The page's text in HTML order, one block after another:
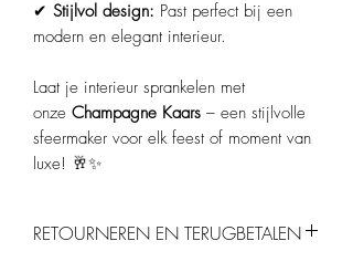
✔ Stijlvol design: Past perfect bij een
modern en elegant interieur.
Laat je interieur sprankelen met
onze Champagne Kaars – een stijlvolle
sfeermaker voor elk feest of moment van
luxe! 🥂✨
RETOURNEREN EN TERUGBETALEN